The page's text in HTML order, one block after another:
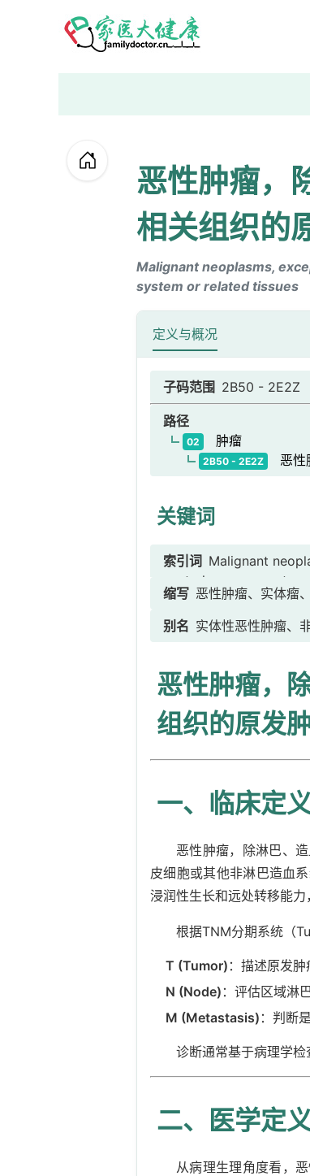
恶性肿瘤，
相关组织的
Malignant neoplasms,
system or related tissues
定义与概况
子码范围 2B50 - 2E2Z
路径
02 肿瘤
2B50 - 2E2Z 恶性
关键词
索引词 Malignant
central nervous
缩写 恶性肿瘤、实体瘤
别名 实体性恶性肿瘤、
恶性肿瘤，
组织的原发
一、临床定
恶性肿瘤，除淋巴、
皮细胞或其他非淋巴造血
浸润性生长和远处转移能力
根据TNM分期系统（
T (Tumor) ：描述原发肿
N (Node) ：评估区域淋
M (Metastasis) ：判断
诊断通常基于病理学检
二、医学定
从病理生理角度看，